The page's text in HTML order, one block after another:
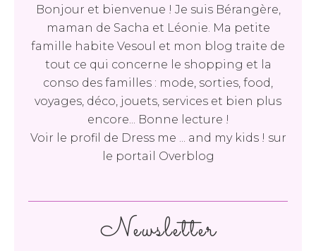
Newsletter
Bonjour et bienvenue ! Je suis Bérangère,
maman de Sacha et Léonie. Ma petite
famille habite Vesoul et mon blog traite de
tout ce qui concerne le shopping et la
conso des familles : mode, sorties, food,
voyages, déco, jouets, services et bien plus
encore... Bonne lecture !
Voir le profil de Dress me ... and my kids ! sur
le portail Overblog